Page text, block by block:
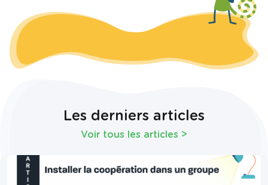
Les derniers articles
Voir tous les articles >